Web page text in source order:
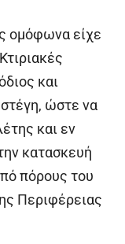
ομόφωνα είχε
και
ώστε να
και εν
κατασκευή
πόρους του
Περιφέρειας